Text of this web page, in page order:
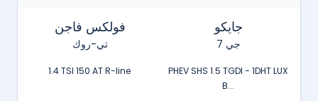
فولكس فاجن
تي-روك
1.4 TSI 150 AT R-line
جايكو
جي 7
PHEV SHS 1.5 TGDI - 1DHT LUX
B...